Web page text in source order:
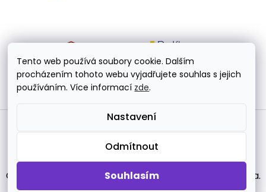
Tento web používá soubory cookie. Dalším
procházením tohoto webu vyjadřujete souhlas s jejich
používáním. Více informací zde.
Nastavení
Odmítnout
Souhlasím
Doprava
Copyright 2026 tetovani.cz. Všechna práva vyhrazena.